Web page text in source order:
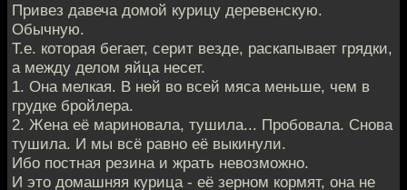
Привез давеча домой курицу деревенскую.
Обычную.
Т.е. которая бегает, серит везде, раскапывает грядки,
а между делом яйца несет.
1. Она мелкая. В ней во всей мяса меньше, чем в
грудке бройлера.
2. Жена её мариновала, тушила... Пробовала. Снова
тушила. И мы всё равно её выкинули.
Ибо постная резина и жрать невозможно.
И это домашняя курица - её зерном кормят, она не